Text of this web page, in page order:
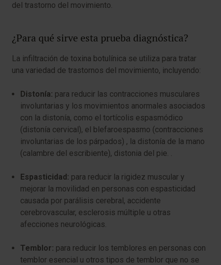
del trastorno del movimiento.
¿Para qué sirve esta prueba diagnóstica?
La infiltración de toxina botulínica se utiliza para tratar
una variedad de trastornos del movimiento, incluyendo:
Distonía: para reducir las contracciones musculares
involuntarias y los movimientos anormales asociados
con la distonía, como el tortícolis espasmódico
(distonía cervical), el blefaroespasmo (contracciones
involuntarias de los párpados) , la distonía de la mano
(calambre del escribiente), distonia del pie. .
Espasticidad: para reducir la rigidez muscular y
mejorar la movilidad en personas con espasticidad
causada por parálisis cerebral, accidente
cerebrovascular, esclerosis múltiple u otras
afecciones neurológicas.
Temblor: para reducir los temblores en personas con
temblor esencial u otros tipos de temblor que no se